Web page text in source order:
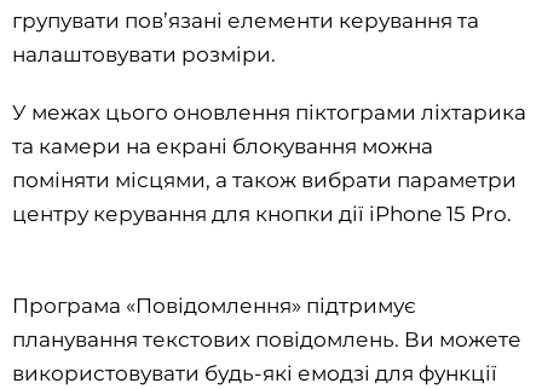
групувати пов’язані елементи керування та
налаштовувати розміри.
У межах цього оновлення піктограми ліхтарика
та камери на екрані блокування можна
поміняти місцями, а також вибрати параметри
центру керування для кнопки дії ‌iPhone 15 Pro‌.
Програма «Повідомлення» підтримує
планування текстових повідомлень. Ви можете
використовувати будь-які емодзі для функції